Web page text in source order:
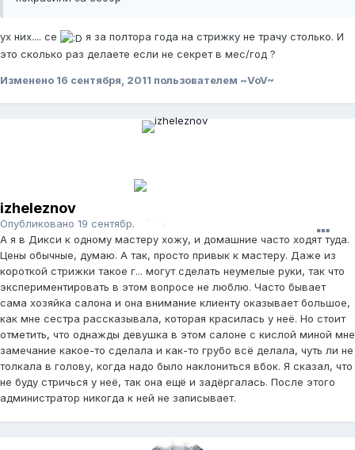
ух них.... се
я за полтора года на стрижку не трачу столько. И
это сколько раз делаете если не секрет в мес/год ?
Изменено 16 сентября, 2011 пользователем ~VoV~
izheleznov
Опубликовано 19 сентября, 2011
А я в Дикси к одному мастеру хожу, и домашние часто ходят туда.
Цены обычные, думаю. А так, просто привык к мастеру. Даже из
короткой стрижки такое г... могут сделать неумелые руки, так что
экспериментировать в этом вопросе не люблю. Часто бывает
сама хозяйка салона и она внимание клиенту оказывает большое,
как мне сестра рассказывала, которая красилась у неё. Но стоит
отметить, что однажды девушка в этом салоне с кислой миной мне
замечание какое-то сделала и как-то грубо всё делала, чуть ли не
толкала в голову, когда надо было наклониться вбок. Я сказал, что
не буду стричься у неё, так она ещё и задёргалась. После этого
администратор никогда к ней не записывает.